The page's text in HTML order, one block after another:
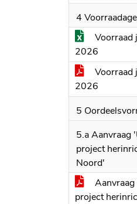
4
Voorraad
2026
Voorraad
2026
5
5.a Aanvraag
project
Noord'
project